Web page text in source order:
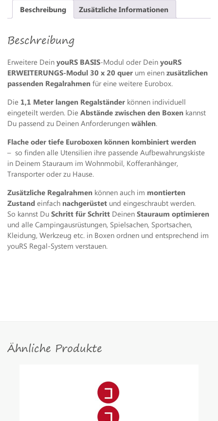
quer
Menge
Beschreibung Zusätzliche Informationen
Beschreibung
Erweitere Dein youRS BASIS-Modul oder Dein youRS
ERWEITERUNGS-Modul 30 x 20 quer um einen zusätzlichen
passenden Regalrahmen für eine weitere Eurobox.
Die 1,1 Meter langen Regalständer können individuell
eingeteilt werden. Die Abstände zwischen den Boxen kannst
Du passend zu Deinen Anforderungen wählen.
Flache oder tiefe Euroboxen können kombiniert werden
– so finden alle Utensilien ihre passende Aufbewahrungskiste
in Deinem Stauraum im Wohnmobil, Kofferanhänger,
Transporter oder zu Hause.
Zusätzliche Regalrahmen können auch im montierten
Zustand einfach nachgerüstet und eingeschraubt werden.
So kannst Du Schritt für Schritt Deinen Stauraum optimieren
und alle Campingausrüstungen, Spielsachen, Sportsachen,
Kleidung, Werkzeug etc. in Boxen ordnen und entsprechend im
youRS Regal-System verstauen.
Ähnliche Produkte